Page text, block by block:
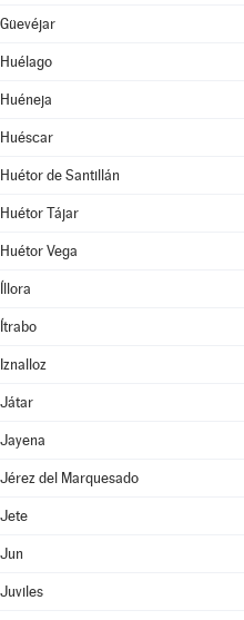
Güevéjar
Huélago
Huéneja
Huéscar
Huétor de Santillán
Huétor Tájar
Huétor Vega
Íllora
Ítrabo
Iznalloz
Játar
Jayena
Jérez del Marquesado
Jete
Jun
Juviles